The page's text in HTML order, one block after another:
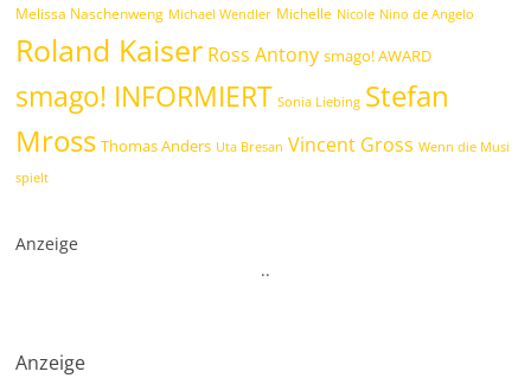
Melissa Naschenweng Michael Wendler Michelle Nicole Nino de Angelo
Roland Kaiser Ross Antony smago! AWARD
smago! INFORMIERT Sonia Liebing Stefan
Mross Thomas Anders Uta Bresan Vincent Gross Wenn die Musi
spielt
Anzeige
..
Anzeige